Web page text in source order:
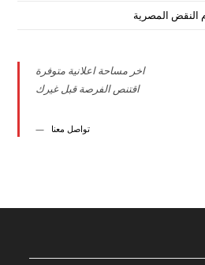
النقض المصرية
اخر مساحة اعلانية متوفرة
اقتنص الفرصة قبل غيرك
تواصل معنا